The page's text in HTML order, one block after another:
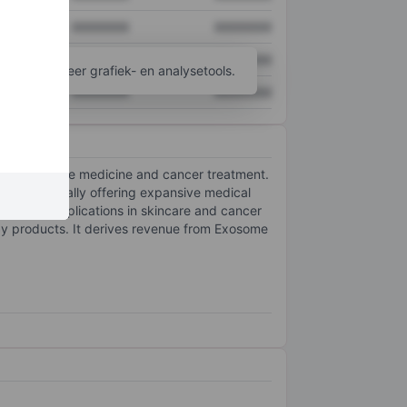
XXXXXXX XXXXXXX
tot meer grafiek- en analysetools.
medicine and cancer treatment.
potentially offering expansive medical
applications in skincare and cancer
products. It derives revenue from Exosome